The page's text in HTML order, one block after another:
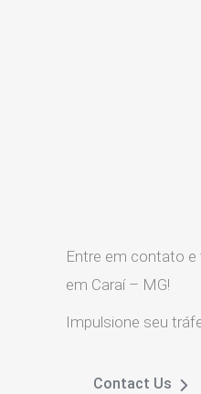
Entre em contato
em Caraí – MG!
Impulsione seu
Contact Us